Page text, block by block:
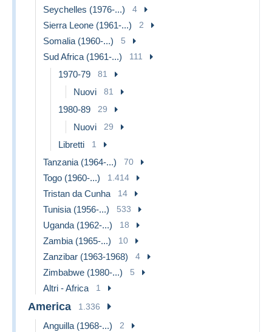
Seychelles (1976-...) 4
Sierra Leone (1961-...) 2
Somalia (1960-...) 5
Sud Africa (1961-...) 111
1970-79 81
Nuovi 81
1980-89 29
Nuovi 29
Libretti 1
Tanzania (1964-...) 70
Togo (1960-...) 1.414
Tristan da Cunha 14
Tunisia (1956-...) 533
Uganda (1962-...) 18
Zambia (1965-...) 10
Zanzibar (1963-1968) 4
Zimbabwe (1980-...) 5
Altri - Africa 1
America 1.336
Anguilla (1968-...) 2